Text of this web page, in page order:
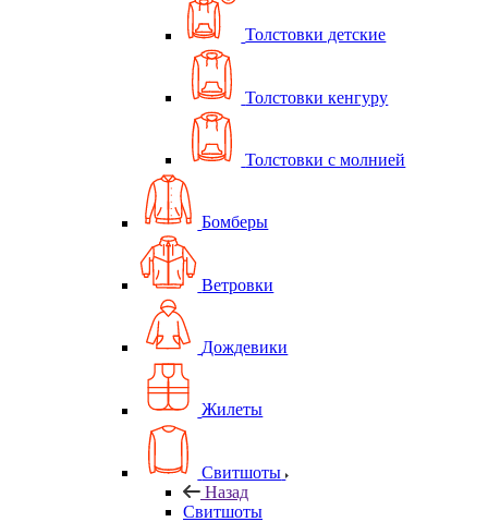
Толстовки детские
Толстовки кенгуру
Толстовки с молнией
Бомберы
Ветровки
Дождевики
Жилеты
Свитшоты
Назад
Свитшоты